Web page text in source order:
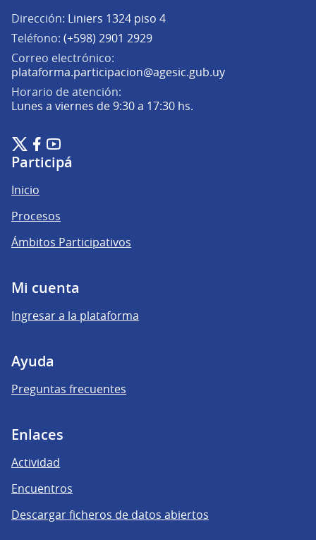
Dirección: Liniers 1324 piso 4
Teléfono: (+598) 2901 2929
Correo electrónico:
plataforma.participacion@agesic.gub.uy(Abrir en una
Horario de atención:
Lunes a viernes de 9:30 a 17:30 hs.
Plataforma de Participación Ciudadana Digital en X
(Enlace externo)
Plataforma de Participación Ciudadana Digital en Facebook
(Enlace externo)
Plataforma de Participación Ciudadana Digital en
(Enlace externo)
Participá
Inicio
Procesos
Ámbitos Participativos
Mi cuenta
Ingresar a la plataforma
Ayuda
Preguntas frecuentes
Enlaces
Actividad
Encuentros
Descargar ficheros de datos abiertos